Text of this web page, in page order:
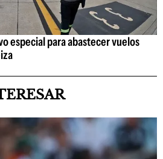
especial para abastecer vuelos